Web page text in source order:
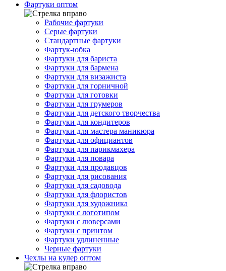
Фартуки оптом
Рабочие фартуки
Серые фартуки
Стандартные фартуки
Фартук-юбка
Фартуки для бариста
Фартуки для бармена
Фартуки для визажиста
Фартуки для горничной
Фартуки для готовки
Фартуки для грумеров
Фартуки для детского творчества
Фартуки для кондитеров
Фартуки для мастера маникюра
Фартуки для официантов
Фартуки для парикмахера
Фартуки для повара
Фартуки для продавцов
Фартуки для рисования
Фартуки для садовода
Фартуки для флористов
Фартуки для художника
Фартуки с логотипом
Фартуки с люверсами
Фартуки с принтом
Фартуки удлиненные
Черные фартуки
Чехлы на кулер оптом